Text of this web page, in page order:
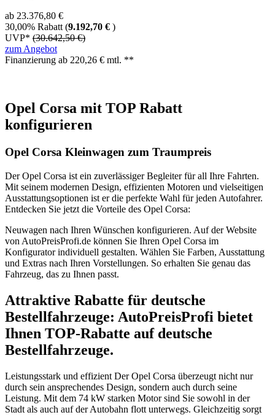
ab 23.376,80 €
30,00% Rabatt (9.192,70 € )
UVP* (30.642,50 €)
zum Angebot
Finanzierung ab 220,26 € mtl. **
Opel Corsa mit TOP Rabatt
konfigurieren
Opel Corsa Kleinwagen zum Traumpreis
Der Opel Corsa ist ein zuverlässiger Begleiter für all Ihre Fahrten.
Mit seinem modernen Design, effizienten Motoren und vielseitigen
Ausstattungsoptionen ist er die perfekte Wahl für jeden Autofahrer.
Entdecken Sie jetzt die Vorteile des Opel Corsa:
Neuwagen nach Ihren Wünschen konfigurieren. Auf der Website
von AutoPreisProfi.de können Sie Ihren Opel Corsa im
Konfigurator individuell gestalten. Wählen Sie Farben, Ausstattung
und Extras nach Ihren Vorstellungen. So erhalten Sie genau das
Fahrzeug, das zu Ihnen passt.
Attraktive Rabatte für deutsche
Bestellfahrzeuge: AutoPreisProfi bietet
Ihnen TOP-Rabatte auf deutsche
Bestellfahrzeuge.
Leistungsstark und effizient Der Opel Corsa überzeugt nicht nur
durch sein ansprechendes Design, sondern auch durch seine
Leistung. Mit dem 74 kW starken Motor sind Sie sowohl in der
Stadt als auch auf der Autobahn flott unterwegs. Gleichzeitig sorgt